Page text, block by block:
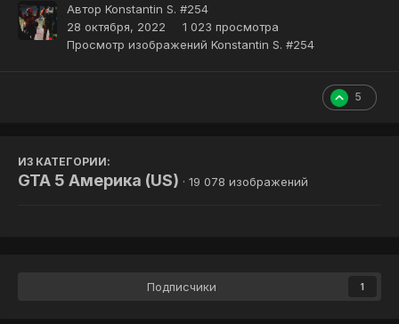
Автор Konstantin S. #254
28 октября, 2022
1 023 просмотра
Просмотр изображений Konstantin S. #254
5
ИЗ КАТЕГОРИИ:
GTA 5 Америка (US) · 19 078 изображений
Подписчики 1